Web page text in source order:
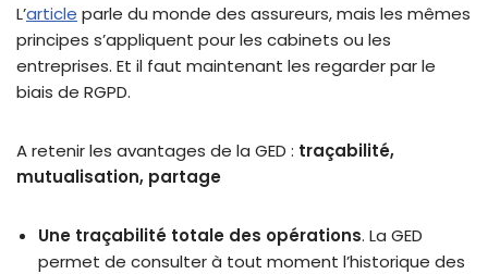
L’article parle du monde des assureurs, mais les mêmes
principes s’appliquent pour les cabinets ou les
entreprises. Et il faut maintenant les regarder par le
biais de RGPD.
A retenir les avantages de la GED : traçabilité,
mutualisation, partage
Une traçabilité totale des opérations. La GED
permet de consulter à tout moment l’historique des